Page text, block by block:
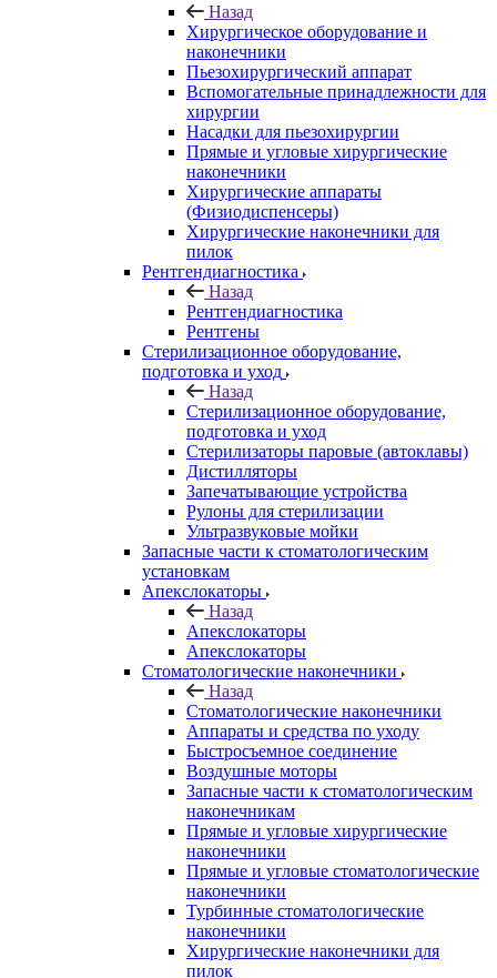
Назад
Хирургическое оборудование и
наконечники
Пьезохирургический аппарат
Вспомогательные принадлежности для
хирургии
Насадки для пьезохирургии
Прямые и угловые хирургические
наконечники
Хирургические аппараты
(Физиодиспенсеры)
Хирургические наконечники для
пилок
Рентгендиагностика
Назад
Рентгендиагностика
Рентгены
Стерилизационное оборудование,
подготовка и уход
Назад
Стерилизационное оборудование,
подготовка и уход
Стерилизаторы паровые (автоклавы)
Дистилляторы
Запечатывающие устройства
Рулоны для стерилизации
Ультразвуковые мойки
Запасные части к стоматологическим
установкам
Апекслокаторы
Назад
Апекслокаторы
Апекслокаторы
Стоматологические наконечники
Назад
Стоматологические наконечники
Аппараты и средства по уходу
Быстросъемное соединение
Воздушные моторы
Запасные части к стоматологическим
наконечникам
Прямые и угловые хирургические
наконечники
Прямые и угловые стоматологические
наконечники
Турбинные стоматологические
наконечники
Хирургические наконечники для
пилок